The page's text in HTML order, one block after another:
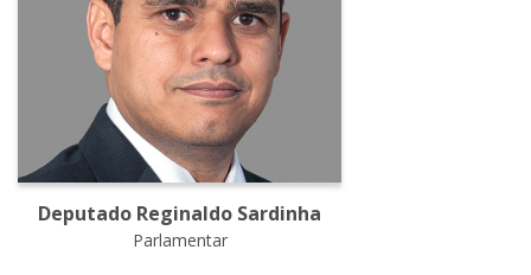
Deputado Reginaldo Sardinha
Parlamentar